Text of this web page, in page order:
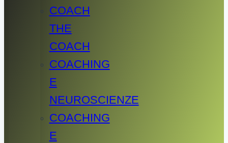
COACH
THE
COACH
COACHING
E
NEUROSCIENZE
COACHING
E